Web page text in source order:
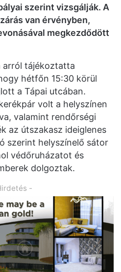
szerint vizsgálják. A
van érvényben,
megkezdődött
arról tájékoztatta
hétfőn 15:30 körül
a Tápai utcában.
volt a helyszínen
valamint rendőrségi
az útszakasz ideiglenes
szerint helyszínelő sátor
védőruházatot és
dolgoztak.
-